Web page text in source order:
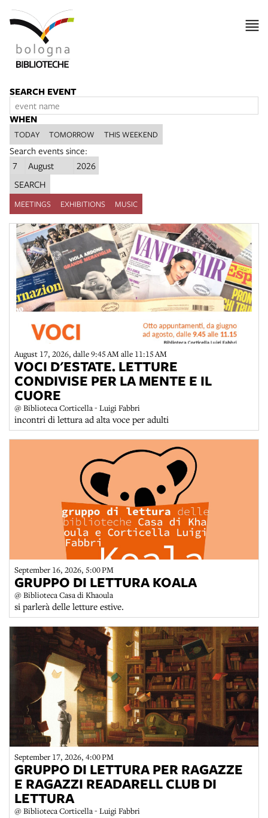
SEARCH EVENT
WHEN
TODAY TOMORROW THIS WEEKEND
Search events since:
SEARCH
MEETINGS EXHIBITIONS MUSIC
August 17, 2026, dalle 9:45 AM alle 11:15 AM
VOCI D'ESTATE. LETTURE
CONDIVISE PER LA MENTE E IL
CUORE
@ Biblioteca Corticella - Luigi Fabbri
incontri di lettura ad alta voce per adulti
September 16, 2026, 5:00 PM
GRUPPO DI LETTURA KOALA
@ Biblioteca Casa di Khaoula
si parlerà delle letture estive.
September 17, 2026, 4:00 PM
GRUPPO DI LETTURA PER RAGAZZE
E RAGAZZI READARELL CLUB DI
LETTURA
@ Biblioteca Corticella - Luigi Fabbri